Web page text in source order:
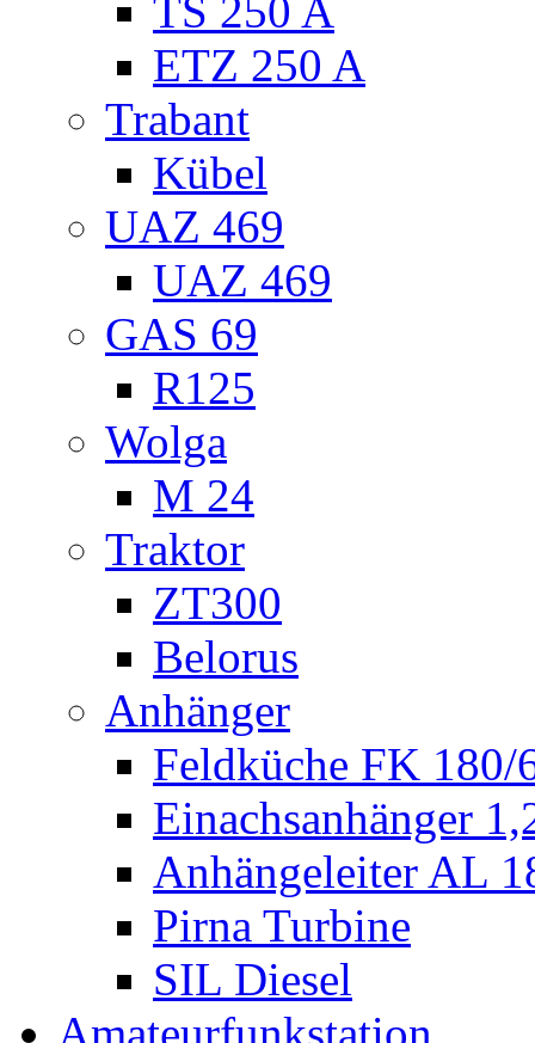
TS 250 A
ETZ 250 A
Trabant
Kübel
UAZ 469
UAZ 469
GAS 69
R125
Wolga
M 24
Traktor
ZT300
Belorus
Anhänger
Feldküche FK 180/
Einachsanhänger
Anhängeleiter AL
Pirna Turbine
SIL Diesel